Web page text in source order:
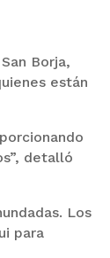
Borja,
están
detalló
Los
para